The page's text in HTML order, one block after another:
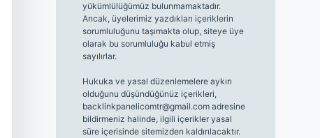
yükümlülüğümüz bulunmamaktadır.
Ancak, üyelerimiz yazdıkları içeriklerin
sorumluluğunu taşımakta olup, siteye üye
olarak bu sorumluluğu kabul etmiş
sayılırlar.
Hukuka ve yasal düzenlemelere aykırı
olduğunu düşündüğünüz içerikleri,
backlinkpanelicomtr@gmail.comadresine
bildirmeniz halinde, ilgili içerikler yasal
süre içerisinde sitemizden kaldırılacaktır.